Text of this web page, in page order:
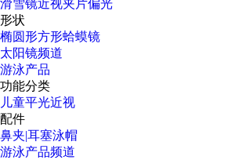
滑雪镜近视夹片偏光
形状
椭圆形方形蛤蟆镜
太阳镜频道
游泳产品
功能分类
儿童平光近视
配件
鼻夹|耳塞泳帽
游泳产品频道